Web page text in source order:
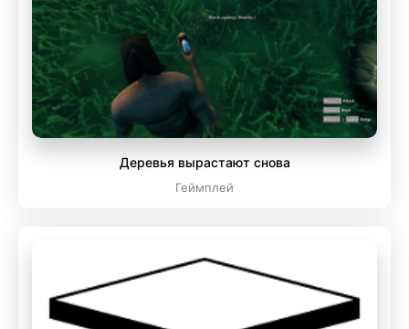
Деревья вырастают снова
Геймплей